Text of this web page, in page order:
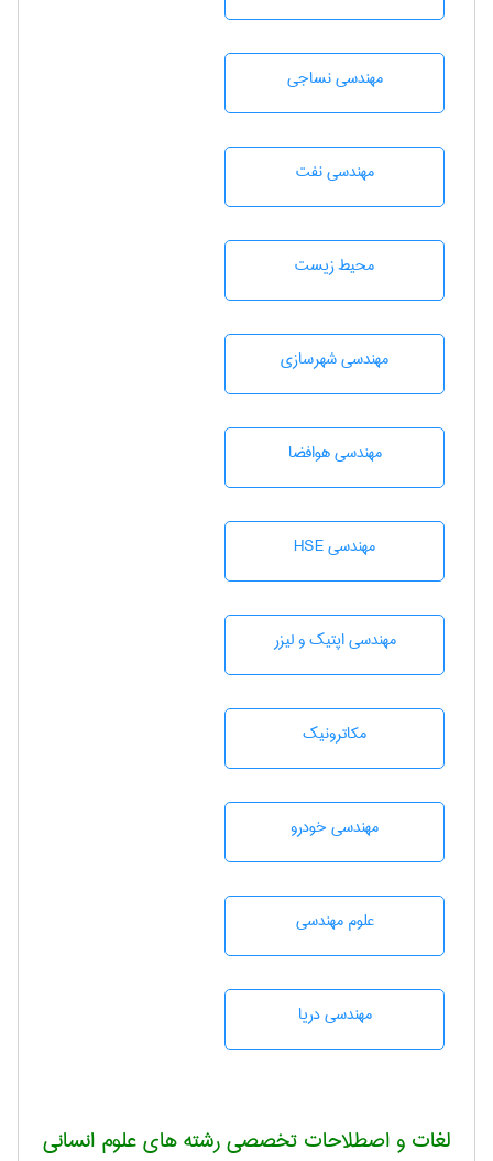
مهندسي نساجی
مهندسی نفت
محيط زيست
مهندسی شهرسازی
مهندسی هوافضا
مهندسی HSE
مهندسی اپتیک و لیزر
مکاترونیک
مهندسی خودرو
علوم مهندسی
مهندسی دریا
لغات و اصطلاحات تخصصی رشته های علوم انسانی